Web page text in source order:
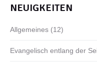
NEUIGKEITEN
Allgemeines (12)
Evangelisch entlang der